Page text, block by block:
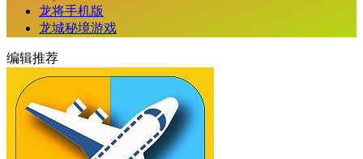
龙将手机版
龙城秘境游戏
编辑推荐